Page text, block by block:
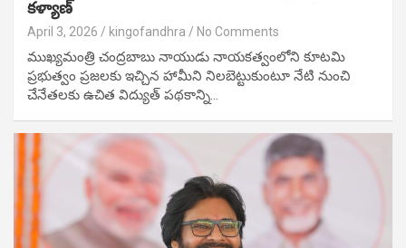
కళ్యాణ్
April 3, 2026 kingofandhra No Comments
ముఖ్యమంత్రి చంద్రబాబు నాయుడు నాయకత్వంలోని కూటమి
ప్రభుత్వం ప్రజలకు ఇచ్చిన హామీని నిలబెట్టుకుంటూ నేటి నుంచి
చేనేతలకు ఉచిత విద్యుత్ పథకాన్ని…